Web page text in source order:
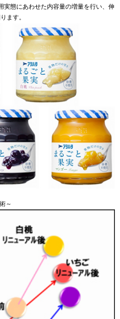
実態にあわせた内容量の増量を行い、伸
ます。
～